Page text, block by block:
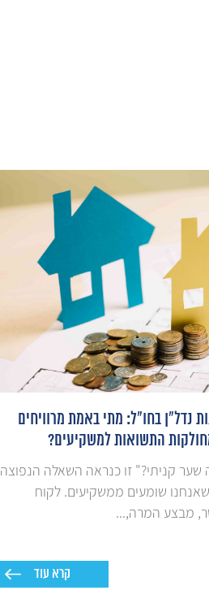
נדל"ן בחו"ל: מתי באמת מרוויחים
התשואות למשקיעים?
שער קניתי?" זו כנראה השאלה הנפוצה
שומעים ממשקיעים. לקוח
מבצע המרה,...
קרא עוד